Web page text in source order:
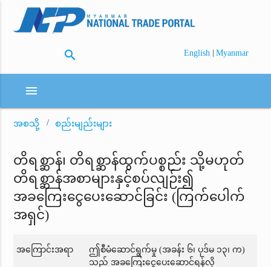
search English | Myanmar
menu
အစသို့ စည်းမျည်းများ
တိရစ္ဆာန်၊ တိရစ္ဆာန်ထွက်ပစ္စည်း သို့မဟုတ်
တိရစ္ဆာန်အစာများနှင့်စပ်လျဉ်း၍
အခကြေးငွေပေးဆောင်ခြင်း (ကြက်ပေါက်
အရှင်)
အကြောင်းအရာ
ဤစီမံဆောင်ရွက်မှု (အခန်း ၆၊ ပုဒ်မ ၁၃၊ က)
သည် အခကြေးငွေပေးဆောင်ရန်လို